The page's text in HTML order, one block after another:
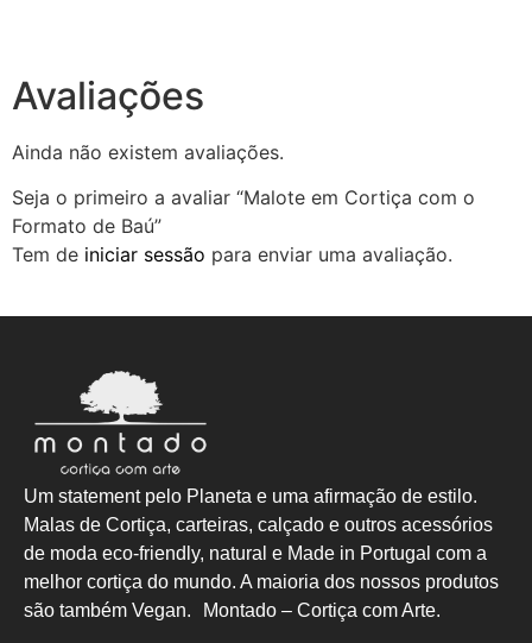
Avaliações
Ainda não existem avaliações.
Seja o primeiro a avaliar “Malote em Cortiça com o
Formato de Baú”
Tem de iniciar sessão para enviar uma avaliação.
Um statement pelo Planeta e uma afirmação de estilo.
Malas de Cortiça, carteiras, calçado e outros acessórios
de moda eco-friendly, natural e Made in Portugal com a
melhor cortiça do mundo. A maioria dos nossos produtos
são também Vegan. Montado – Cortiça com Arte.